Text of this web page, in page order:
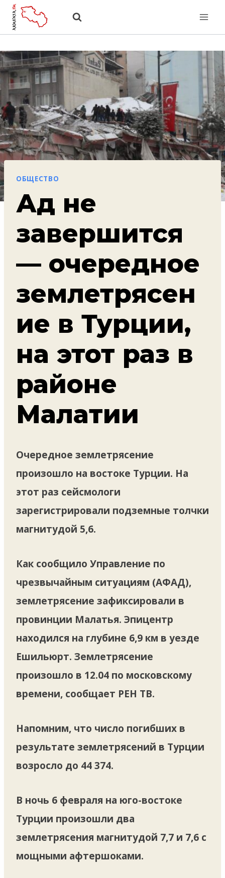
Перейти
ОБЩЕСТВО
Ад не
завершится
— очередное
землетрясен
ие в Турции,
на этот раз в
районе
Малатии
Очередное землетрясение
произошло на востоке Турции. На
этот раз сейсмологи
зарегистрировали подземные толчки
магнитудой 5,6.
Как сообщило Управление по
чрезвычайным ситуациям (АФАД),
землетрясение зафиксировали в
провинции Малатья. Эпицентр
находился на глубине 6,9 км в уезде
Ешильюрт. Землетрясение
произошло в 12.04 по московскому
времени, сообщает РЕН ТВ.
Напомним, что число погибших в
результате землетрясений в Турции
возросло до 44 374.
В ночь 6 февраля на юго-востоке
Турции произошли два
землетрясения магнитудой 7,7 и 7,6 с
мощными афтершоками.